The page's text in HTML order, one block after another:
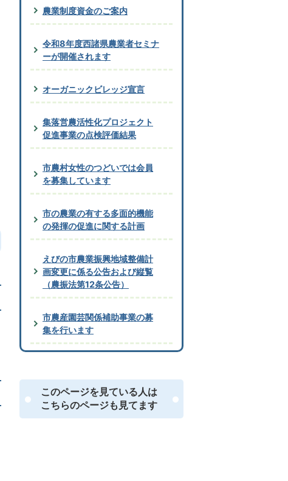
農業制度資金のご案内
令和8年度西諸県農業者セミナ
ーが開催されます
オーガニックビレッジ宣言
集落営農活性化プロジェクト
促進事業の点検評価結果
市農村女性のつどいでは会員
を募集しています
市の農業の有する多面的機能
の発揮の促進に関する計画
えびの市農業振興地域整備計
画変更に係る公告および縦覧
（農振法第12条公告）
市農産園芸関係補助事業の募
集を行います
このページを見ている人は
こちらのページも見てます